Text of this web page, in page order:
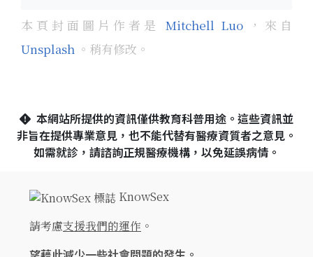
本頁封面圖片作者是 Mitchell Luo ，來自
Unsplash 。稍有修改。
本網站所提供的資訊僅供教育科普用途。這些資訊並
非旨在提供專業意見，也不能代替有醫療資質者之意見。
如需就診，請諮詢正規醫療機構，以免延誤病情。
請考慮支援我們的運作 。
KnowSex